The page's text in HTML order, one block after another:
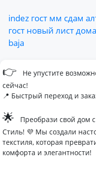
indez гост мм сдам
гост новый листдома
baja
👉
Не упустите
сейчас!
📍 Быстрый переход и
🌟
Преобрази свой
Стиль! 💜 Мы создали
текстиля, которая
комфорта и элегантности!